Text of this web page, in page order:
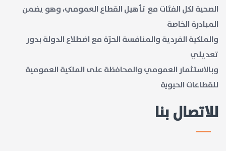
الصحية لكل الفئات مع تأهيل القطاع العمومي، وهو يضمن
المبادرة الخاصة
والملكية الفردية والمنافسة الحرّة مع اضطلاع الدولة بدور
تعديلي
وبالاستثمار العمومي والمحافظة على الملكية العمومية
للقطاعات الحيوية
للاتصال بنا